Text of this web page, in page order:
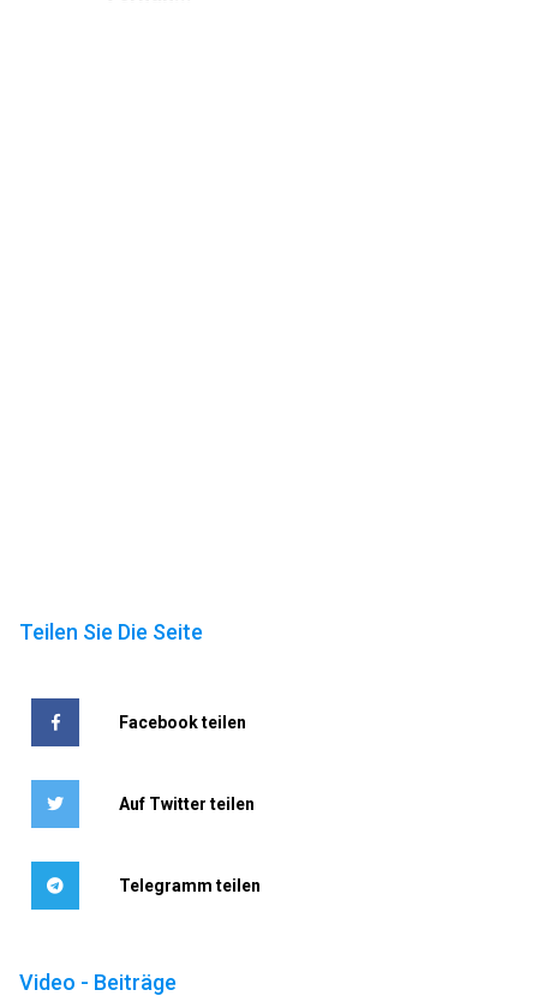
Teilen Sie Die Seite
Facebook teilen
Auf Twitter teilen
Telegramm teilen
Video - Beiträge